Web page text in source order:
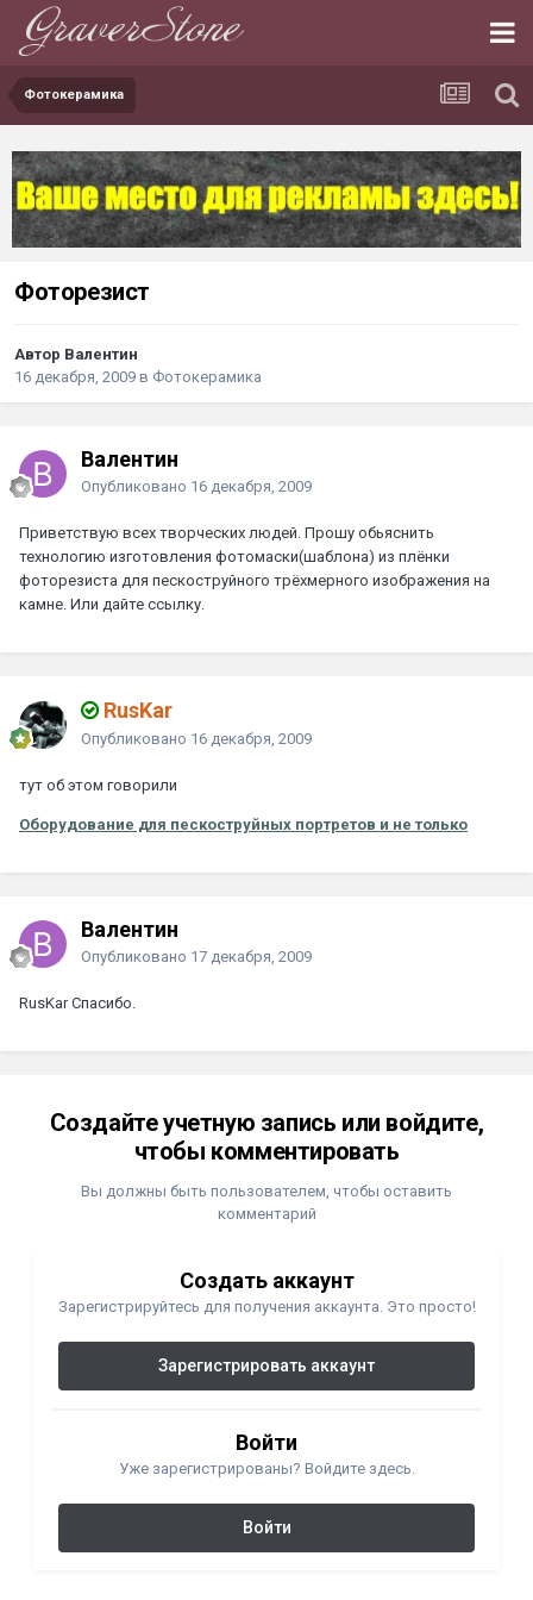
Фотокерамика
Фоторезист
Автор Валентин
16 декабря, 2009 в Фотокерамика
Валентин
Опубликовано 16 декабря, 2009
Приветствую всех творческих людей. Прошу обьяснить
технологию изготовления фотомаски(шаблона) из плёнки
фоторезиста для пескоструйного трёхмерного изображения на
камне. Или дайте ссылку.
RusKar
Опубликовано 16 декабря, 2009
тут об этом говорили
Оборудование для пескоструйных портретов и не только
Валентин
Опубликовано 17 декабря, 2009
RusKar Спасибо.
Создайте учетную запись или войдите,
чтобы комментировать
Вы должны быть пользователем, чтобы оставить
комментарий
Создать аккаунт
Зарегистрируйтесь для получения аккаунта. Это просто!
Зарегистрировать аккаунт
Войти
Уже зарегистрированы? Войдите здесь.
Войти